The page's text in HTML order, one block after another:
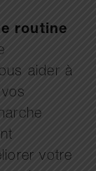
routine
aider à
votre